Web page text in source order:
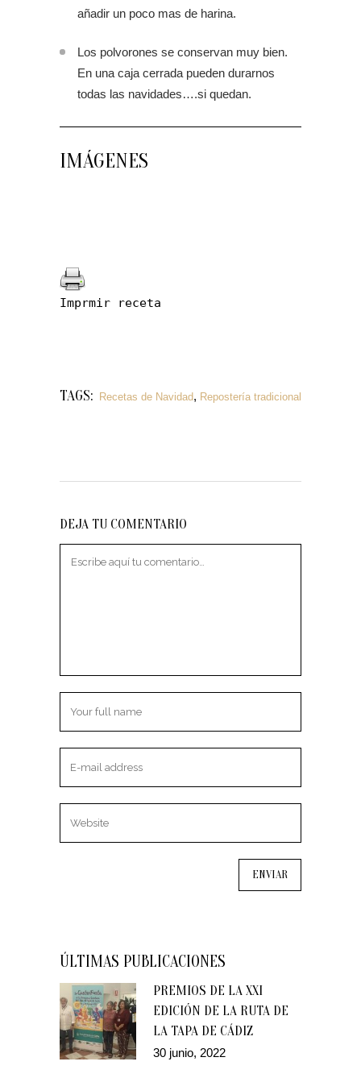
añadir un poco mas de harina.
Los polvorones se conservan muy bien.
En una caja cerrada pueden durarnos
todas las navidades….si quedan.
IMÁGENES
Imprmir receta
TAGS: Recetas de Navidad, Repostería tradicional
DEJA TU COMENTARIO
ÚLTIMAS PUBLICACIONES
PREMIOS DE LA XXI
EDICIÓN DE LA RUTA DE
LA TAPA DE CÁDIZ
30 junio, 2022